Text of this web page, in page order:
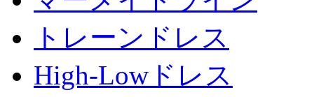
トレーンドレス
High-Lowドレス